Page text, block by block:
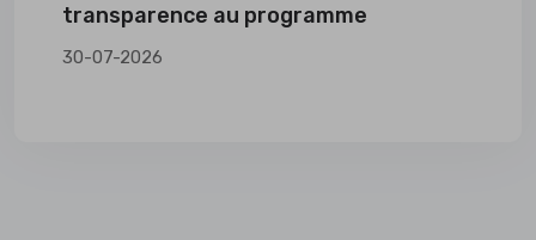
transparence au programme
30-07-2026